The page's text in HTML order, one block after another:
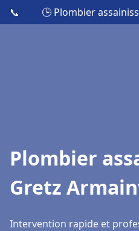
📞 🕒 Plombier
Plombier
Gretz
Intervention rapide et